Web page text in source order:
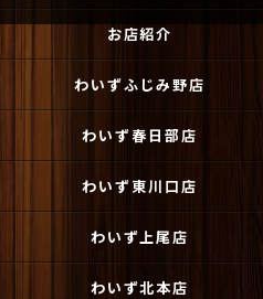
お店紹介
わいずふじみ野店
わいず春日部店
わいず東川口店
わいず上尾店
わいず北本店